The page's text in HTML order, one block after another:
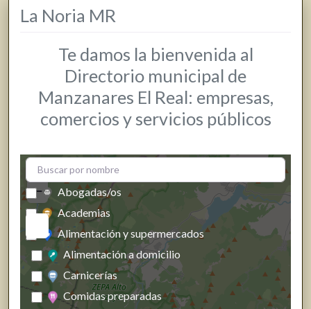
La Noria MR
Te damos la bienvenida al
Directorio municipal de
Manzanares El Real: empresas,
comercios y servicios públicos
+
−
Abogadas/os
Academias
Alimentación y supermercados
Alimentación a domicilio
Carnicerías
Comidas preparadas